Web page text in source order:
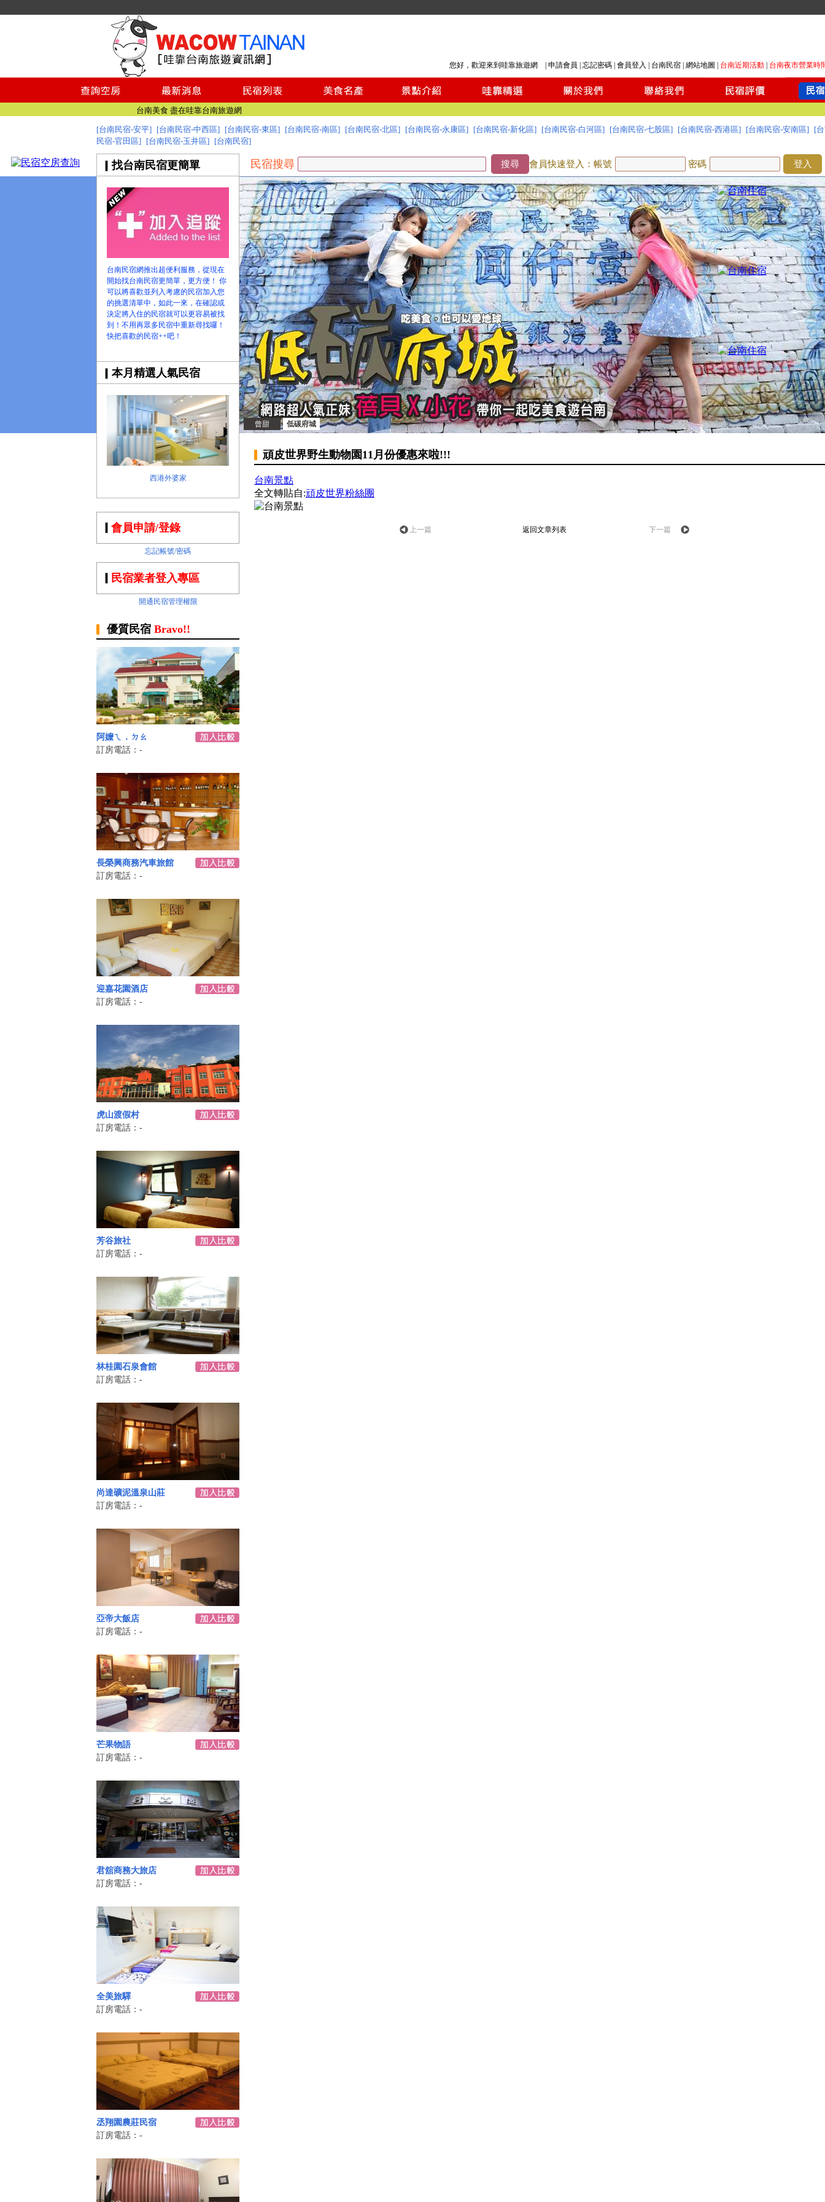
您好，歡迎來到哇靠旅遊網 | 申請會員 忘記密碼 會員登入 台南民宿 網站地圖 台南近期活動 台南夜市營業時
台南民宿
台南美食 盡在哇靠台南旅遊網
找台南民宿 就到哇靠台南民宿旅遊資訊網
台南旅遊網全新登場!
台南民宿
台南美食 盡在哇靠台南旅遊網
找台南民宿 就到哇靠台南民宿旅遊資訊網
台南旅遊網全新登場!
[台南民宿-安平] [台南民宿-中西區] [台南民宿-東區] [台南民宿-南區] [台南民宿-北區] [台南民宿-永康區] [台南民宿-新化區] [台南民宿-白河區] [台南民宿-七股區] [台南民宿-西港區] [台南民宿-安南區] [
民宿-官田區] [台南民宿-玉井區] [台南民宿]
找台南民宿更簡單
台南民宿網推出超便利服務，從現在
開始找台南民宿更簡單，更方便！ 你
可以將喜歡並列入考慮的民宿加入您
的挑選清單中，如此一來，在確認或
決定將入住的民宿就可以更容易被找
到！不用再眾多民宿中重新尋找囉！
快把喜歡的民宿++吧！
本月精選人氣民宿
西港外婆家
曾甜 低碳府城
民宿搜尋 搜尋 會員快速登入：帳號 密碼 登入
會員申請/登錄
忘記帳號/密碼
民宿業者登入專區
開通民宿管理權限
優質民宿 Bravo!!
阿嬤ㄟ．ㄉㄠ
訂房電話：-
長榮興商務汽車旅館
訂房電話：-
迎嘉花園酒店
訂房電話：-
虎山渡假村
訂房電話：-
芳谷旅社
訂房電話：-
林桂園石泉會館
訂房電話：-
尚達礦泥溫泉山莊
訂房電話：-
亞帝大飯店
訂房電話：-
芒果物語
訂房電話：-
君舘商務大旅店
訂房電話：-
全美旅驛
訂房電話：-
丞翔園農莊民宿
訂房電話：-
頑皮世界野生動物園11月份優惠來啦!!!
台南景點
全文轉貼自:頑皮世界粉絲團
上一篇 返回文章列表 下一篇